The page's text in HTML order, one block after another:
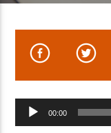
Lecteur
00:00